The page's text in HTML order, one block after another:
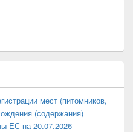
мест (питомников,
(содержания)
ЕС на 20.07.2026